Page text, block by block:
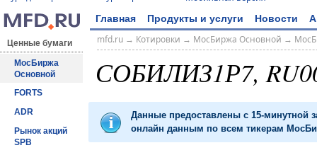
Главная Продукты и услуги Новости
Ценные бумаги
МосБиржа
Основной
FORTS
ADR
Рынок акций
SPB
mfd.ru→ Котировки → МосБиржа Основной →
СОБИЛИЗ1Р7,
Данные предоставлены с 15-минутной
онлайн данным по всем тикерам